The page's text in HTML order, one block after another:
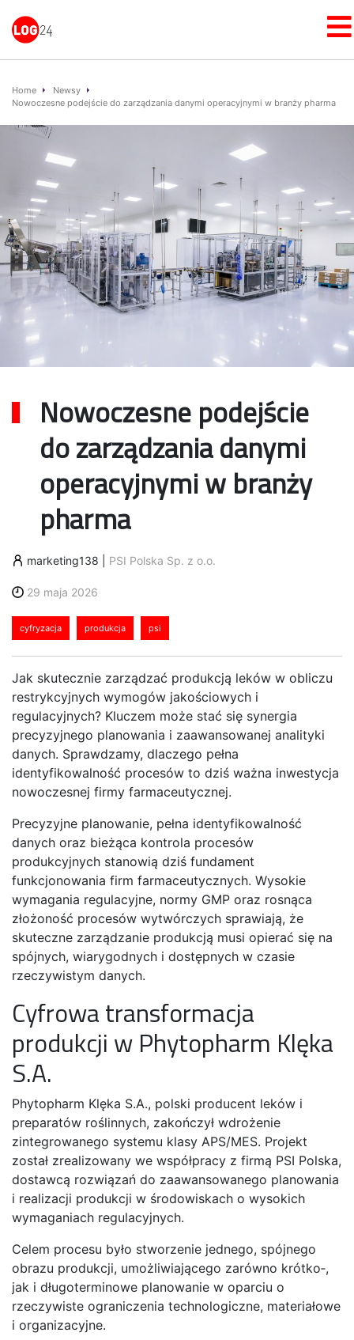
Home
Newsy
Nowoczesne podejście do zarządzania danymi operacyjnymi w branży pharma
Nowoczesne podejście
do zarządzania danymi
operacyjnymi w branży
pharma
marketing138 PSI Polska Sp. z o.o.
29 maja 2026
cyfryzacja produkcja psi
Jak skutecznie zarządzać produkcją leków w obliczu
restrykcyjnych wymogów jakościowych i
regulacyjnych? Kluczem może stać się synergia
precyzyjnego planowania i zaawansowanej analityki
danych. Sprawdzamy, dlaczego pełna
identyfikowalność procesów to dziś ważna inwestycja
nowoczesnej firmy farmaceutycznej.
Precyzyjne planowanie, pełna identyfikowalność
danych oraz bieżąca kontrola procesów
produkcyjnych stanowią dziś fundament
funkcjonowania firm farmaceutycznych. Wysokie
wymagania regulacyjne, normy GMP oraz rosnąca
złożoność procesów wytwórczych sprawiają, że
skuteczne zarządzanie produkcją musi opierać się na
spójnych, wiarygodnych i dostępnych w czasie
rzeczywistym danych.
Cyfrowa transformacja
produkcji w Phytopharm Klęka
S.A.
Phytopharm Klęka S.A., polski producent leków i
preparatów roślinnych, zakończył wdrożenie
zintegrowanego systemu klasy APS/MES. Projekt
został zrealizowany we współpracy z firmą PSI Polska,
dostawcą rozwiązań do zaawansowanego planowania
i realizacji produkcji w środowiskach o wysokich
wymaganiach regulacyjnych.
Celem procesu było stworzenie jednego, spójnego
obrazu produkcji, umożliwiającego zarówno krótko‑,
jak i długoterminowe planowanie w oparciu o
rzeczywiste ograniczenia technologiczne, materiałowe
i organizacyjne.